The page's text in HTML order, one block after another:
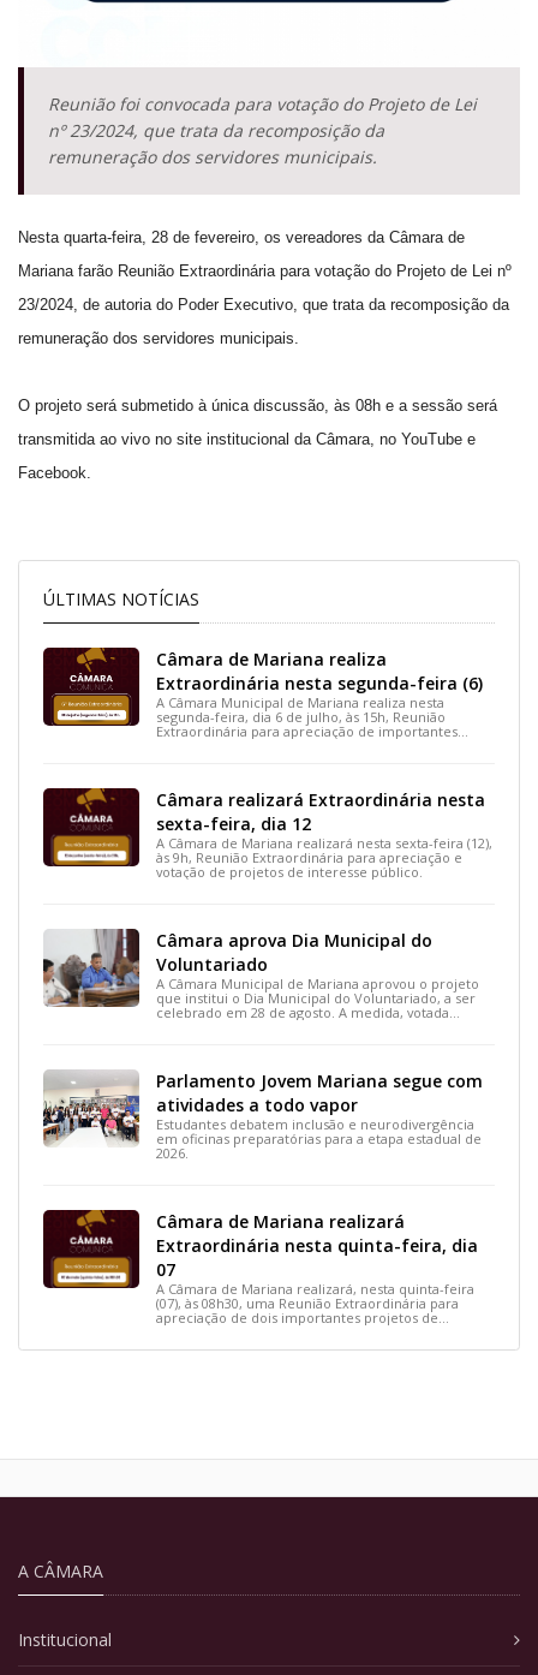
Reunião foi convocada para votação do Projeto de Lei
nº 23/2024, que trata da recomposição da
remuneração dos servidores municipais.
Nesta quarta-feira, 28 de fevereiro, os vereadores da Câmara de
Mariana farão Reunião Extraordinária para votação do Projeto de Lei nº
23/2024, de autoria do Poder Executivo, que trata da recomposição da
remuneração dos servidores municipais.
O projeto será submetido à única discussão, às 08h e a sessão será
transmitida ao vivo no site institucional da Câmara, no YouTube e
Facebook.
ÚLTIMAS NOTÍCIAS
Câmara de Mariana realiza
Extraordinária nesta segunda-feira (6)
A Câmara Municipal de Mariana realiza nesta
segunda-feira, dia 6 de julho, às 15h, Reunião
Extraordinária para apreciação de importantes
projetos de interesse do município.
Câmara realizará Extraordinária nesta
sexta-feira, dia 12
A Câmara de Mariana realizará nesta sexta-feira (12),
às 9h, Reunião Extraordinária para apreciação e
votação de projetos de interesse público.
Câmara aprova Dia Municipal do
Voluntariado
A Câmara Municipal de Mariana aprovou o projeto
que institui o Dia Municipal do Voluntariado, a ser
celebrado em 28 de agosto. A medida, votada
durante a 15ª Reunião Ordinária, busca reconhecer
Parlamento Jovem Mariana segue com
atividades a todo vapor
Estudantes debatem inclusão e neurodivergência
em oficinas preparatórias para a etapa estadual de
2026.
Câmara de Mariana realizará
Extraordinária nesta quinta-feira, dia
07
A Câmara de Mariana realizará, nesta quinta-feira
(07), às 08h30, uma Reunião Extraordinária para
apreciação de dois importantes projetos de
interesse do município.
A CÂMARA
Institucional